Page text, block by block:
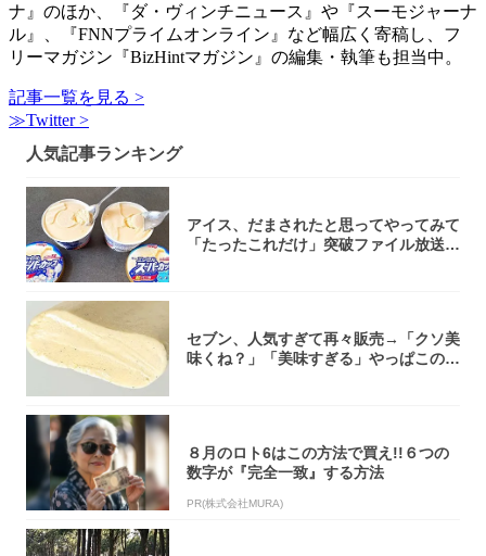
ナ』のほか、『ダ・ヴィンチニュース』や『スーモジャーナ
ル』、『FNNプライムオンライン』など幅広く寄稿し、フ
リーマガジン『BizHintマガジン』の編集・執筆も担当中。
記事一覧を見る >
≫Twitter >
人気記事ランキング
アイス、だまされたと思ってやってみて
「たったこれだけ」突破ファイル放送で
セブン、人気すぎて再々販売→「クソ美
味くね？」「美味すぎる」やっぱこのク
８月のロト6はこの方法で買え!!６つの
数字が『完全一致』する方法
PR(株式会社MURA)